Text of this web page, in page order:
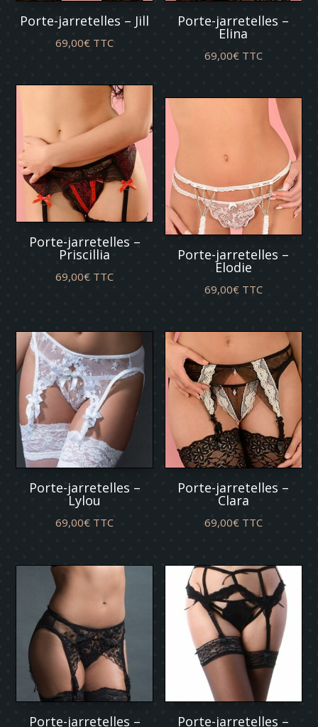
Porte-jarretelles – Jill
69,00€ TTC
Porte-jarretelles –
Elina
69,00€ TTC
Porte-jarretelles –
Priscillia
69,00€ TTC
Porte-jarretelles –
Elodie
69,00€ TTC
Porte-jarretelles –
Lylou
69,00€ TTC
Porte-jarretelles –
Clara
69,00€ TTC
Porte-jarretelles – Porte-jarretelles –